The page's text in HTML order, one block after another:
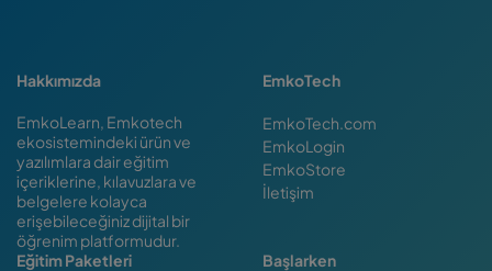
Hakkımızda
EmkoLearn, Emkotech
ekosistemindeki ürün ve
yazılımlara dair eğitim
içeriklerine, kılavuzlara ve
belgelere kolayca
erişebileceğiniz dijital bir
öğrenim platformudur.
EmkoTech
EmkoTech.com
EmkoLogin
EmkoStore
İletişim
Eğitim Paketleri Başlarken